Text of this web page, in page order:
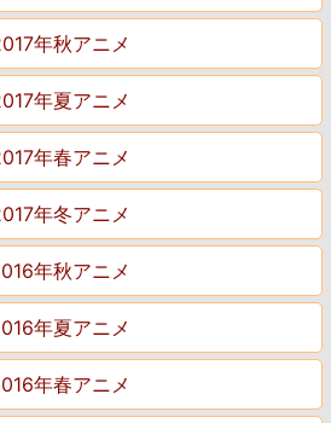
年秋アニメ
年夏アニメ
年春アニメ
年冬アニメ
年秋アニメ
年夏アニメ
年春アニメ